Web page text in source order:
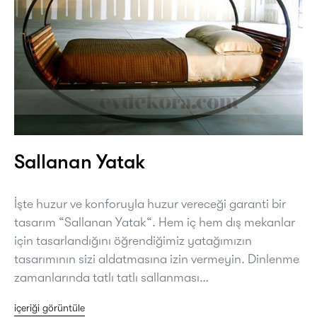
Sallanan Yatak
İşte huzur ve konforuyla huzur vereceği garanti bir
tasarım “Sallanan Yatak“. Hem iç hem dış mekanlar
için tasarlandığını öğrendiğimiz yatağımızın
tasarımının sizi aldatmasına izin vermeyin. Dinlenme
zamanlarında tatlı tatlı sallanması…
içeriği görüntüle